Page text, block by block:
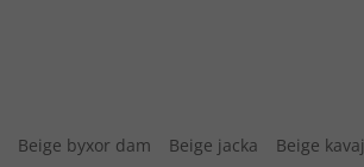
Beige byxor dam Beige jacka Beige kavaj